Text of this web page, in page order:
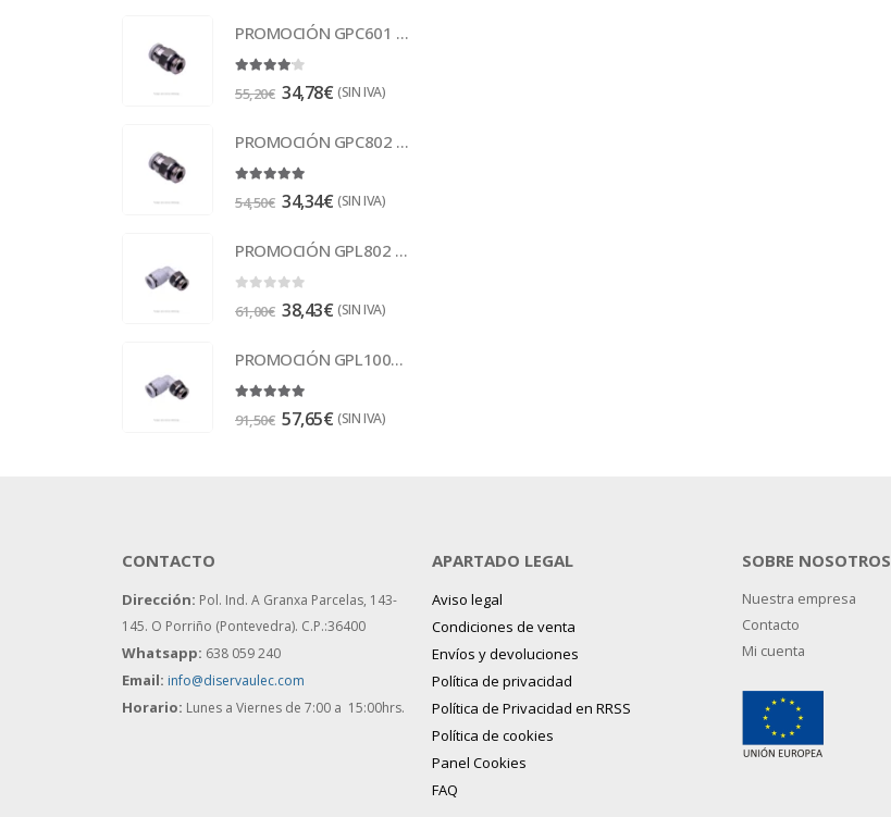
PROMOCIÓN GPC601 Racor
55,20€ 34,78€ (SIN IVA)
PROMOCIÓN GPC802 Racor
54,50€ 34,34€ (SIN IVA)
PROMOCIÓN GPL802 Racor
61,00€ 38,43€ (SIN IVA)
PROMOCIÓN GPL1003 Racor
91,50€ 57,65€ (SIN IVA)
CONTACTO
Dirección: Pol. Ind. A Granxa Parcelas, 143-
145. O Porriño (Pontevedra). C.P.:36400
Whatsapp: 638 059 240
Email: info@diservaulec.com
Horario: Lunes a Viernes de 7:00 a 15:00hrs.
APARTADO LEGAL
Aviso legal
Condiciones de venta
Envíos y devoluciones
Política de privacidad
Política de Privacidad en RRSS
Política de cookies
Panel Cookies
FAQ
SOBRE NOSOTROS
Nuestra empresa
Contacto
Mi cuenta